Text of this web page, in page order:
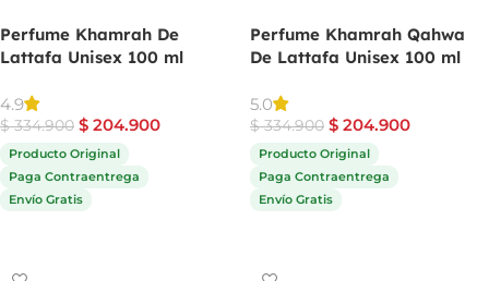
Perfume Khamrah De
Lattafa Unisex 100 ml
4.9
$334.900 $ 204.900
Producto Original
Paga Contraentrega
Envío Gratis
Perfume Khamrah Qahwa
De Lattafa Unisex 100 ml
5.0
$334.900 $ 204.900
Producto Original
Paga Contraentrega
Envío Gratis